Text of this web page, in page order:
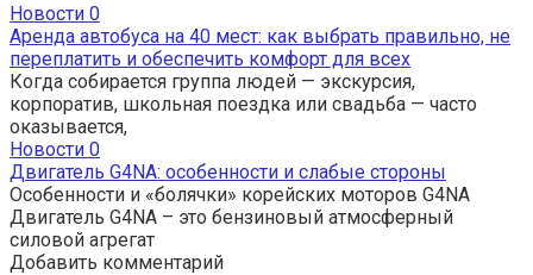
Новости 0
Аренда автобуса на 40 мест: как выбрать правильно, не
переплатить и обеспечить комфорт для всех
Когда собирается группа людей — экскурсия,
корпоратив, школьная поездка или свадьба — часто
оказывается,
Новости 0
Двигатель G4NA: особенности и слабые стороны
Особенности и «болячки» корейских моторов G4NA
Двигатель G4NA – это бензиновый атмосферный
силовой агрегат
Добавить комментарий